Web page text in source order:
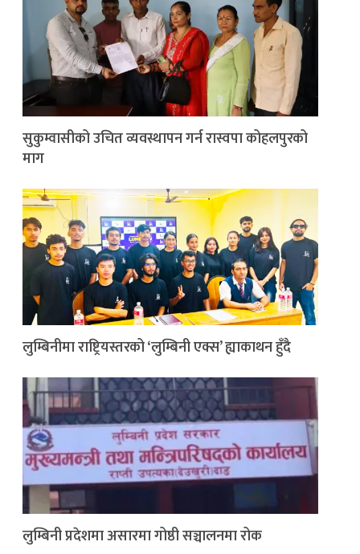
सुकुम्वासीको उचित व्यवस्थापन गर्न रास्वपा कोहलपुरको
माग
लुम्बिनीमा राष्ट्रियस्तरको ‘लुम्बिनी एक्स’ ह्याकाथन हुँदै
लुम्बिनी प्रदेशमा असारमा गोष्ठी सञ्चालनमा रोक